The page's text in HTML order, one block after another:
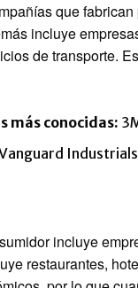
que
incluye
de transporte.
más conocidas:
Industrials
incluye
restaurantes,